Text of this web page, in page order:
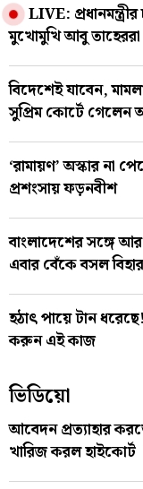
LIVE:
মুখোমুখি আবু তাহেররা
বিদেশেই যাবেন,
সুপ্রিম কোর্টে গেলেন
‘রামায়ণ’ অস্কার না
প্রশংসায় ফড়নবীশ
বাংলাদেশের সঙ্গে
এবার বেঁকে বসল
হঠাৎ পায়ে টান
করুন এই কাজ
ভিডিয়ো
আবেদন প্রত্যাহার
খারিজ করল হাইকোর্ট